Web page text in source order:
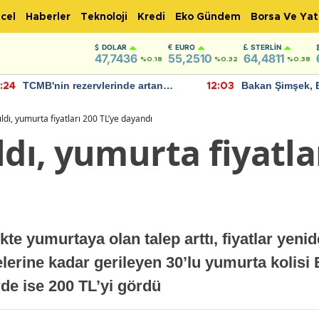
Haberler Teknoloji Kredi Eko Gündem Borsa Ve
DOLAR
47,7436 %0.18
EURO
55,2510 %0.32
STERLIN
64,4811 %0.38
TCMB'nin rezervlerinde artan
12:03
Bakan Şimşek,
yumurta fiyatları 200 TL’ye dayandı
yumurta
yumurtaya olan talep arttı, fiyatlar
kadar gerileyen 30’lu yumurta kolisi
ise 200 TL’yi gördü